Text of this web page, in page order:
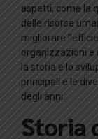
aspetti, come la
delle risorse
migliorare
organizzazioni e
la storia e lo
principali e le
degli anni.
Storia